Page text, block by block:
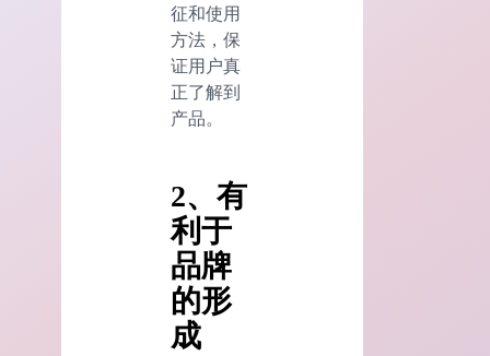
征和使用
方法，保
证用户真
正了解到
产品。
2、有
利于
品牌
的形
成